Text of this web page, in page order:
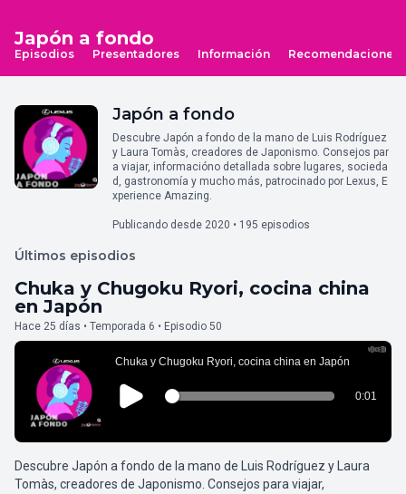
Japón a fondo
Episodios Presentadores Información Recomendaciones
Japón a fondo
Descubre Japón a fondo de la mano de Luis Rodríguez
y Laura Tomàs, creadores de Japonismo. Consejos par
a viajar, informacióno detallada sobre lugares, socieda
d, gastronomía y mucho más, patrocinado por Lexus, E
xperience Amazing.
Publicando desde 2020 • 195 episodios
Últimos episodios
Chuka y Chugoku Ryori, cocina china
en Japón
Hace 25 días • Temporada 6 • Episodio 50
Descubre Japón a fondo de la mano de Luis Rodríguez y Laura
Tomàs, creadores de Japonismo. Consejos para viajar,